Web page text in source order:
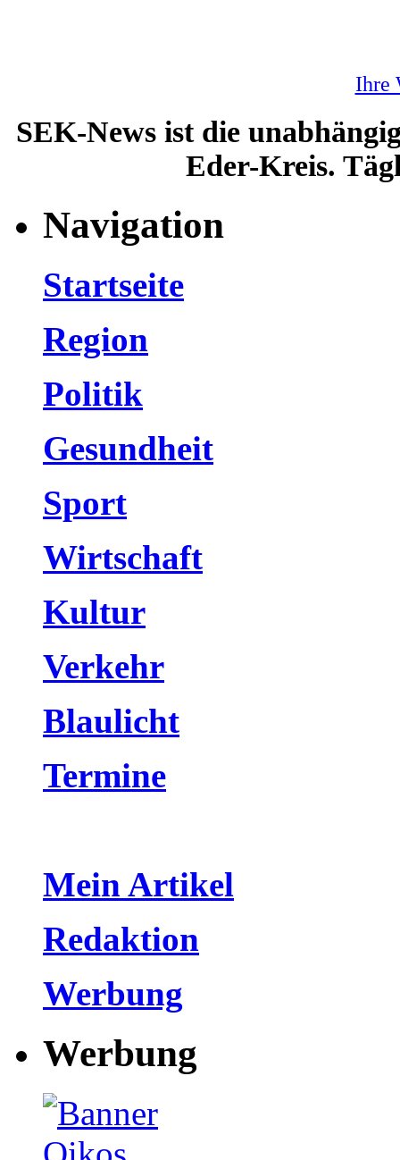
Ihre
SEK-News ist die
Eder-Kreis.
Navigation
Startseite
Region
Politik
Gesundheit
Sport
Wirtschaft
Kultur
Verkehr
Blaulicht
Termine
Mein Artikel
Redaktion
Werbung
Werbung